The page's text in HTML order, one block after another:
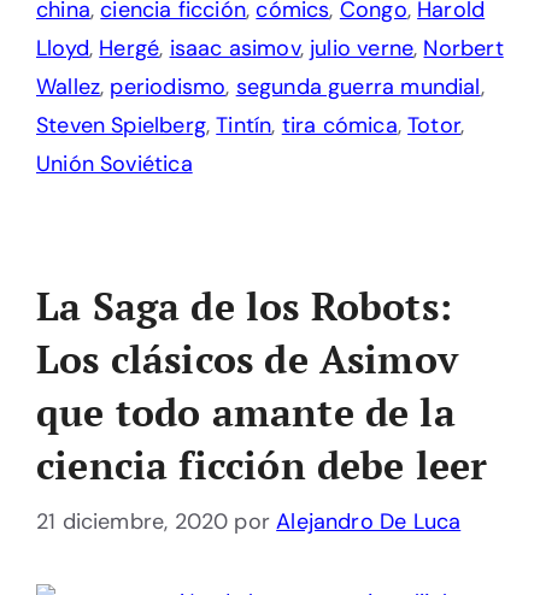
china,ciencia ficción,cómics, Congo, Harold
Lloyd, Hergé, isaac asimov, julio verne, Norbert
Wallez, periodismo, segunda guerra mundial,
Steven Spielberg,Tintín, tira cómica,Totor,
Unión Soviética
La Saga de los Robots:
Los clásicos de Asimov
que todo amante de la
ciencia ficción debe leer
21 diciembre, 2020 porAlejandro De Luca